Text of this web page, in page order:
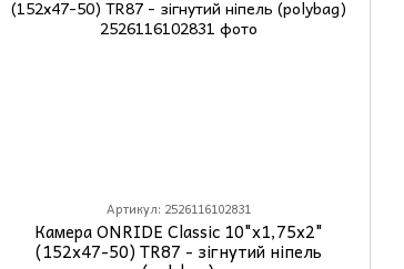
Артикул: 2526116102831
Камера ONRIDE Classic 10"x1,75x2"
(152x47-50) TR87 - зігнутий ніпель